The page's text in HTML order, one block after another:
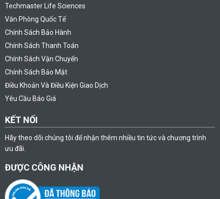
Techmaster Life Sciences
Văn Phòng Quốc Tế
Chính Sách Bảo Hành
Chính Sách Thanh Toán
Chính Sách Vận Chuyển
Chính Sách Bảo Mật
Điều Khoản Và Điều Kiện Giao Dịch
Yêu Cầu Báo Giá
KẾT NỐI
Hãy theo dõi chúng tôi để nhận thêm nhiều tin tức và chương trình
ưu đãi.
ĐƯỢC CÔNG NHẬN